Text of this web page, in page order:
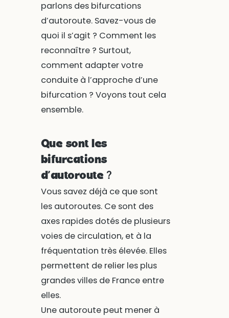
parlons des bifurcations
d’autoroute. Savez-vous de
quoi il s’agit ? Comment les
reconnaître ? Surtout,
comment adapter votre
conduite à l’approche d’une
bifurcation ? Voyons tout cela
ensemble.
Que sont les
bifurcations
d’autoroute ?
Vous savez déjà ce que sont
les autoroutes. Ce sont des
axes rapides dotés de plusieurs
voies de circulation, et à la
fréquentation très élevée. Elles
permettent de relier les plus
grandes villes de France entre
elles.
Une autoroute peut mener à